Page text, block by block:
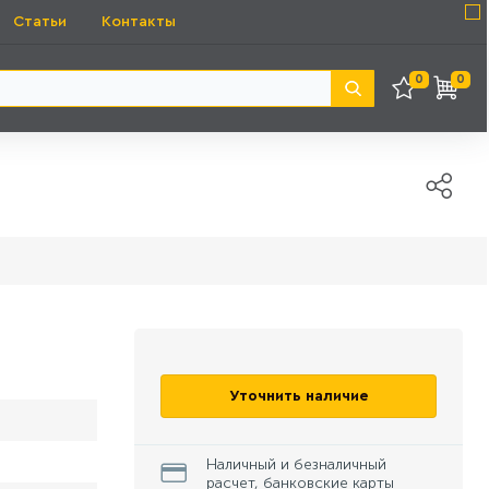
Статьи Контакты
0 0
Уточнить наличие
Наличный и безналичный
расчет, банковские карты